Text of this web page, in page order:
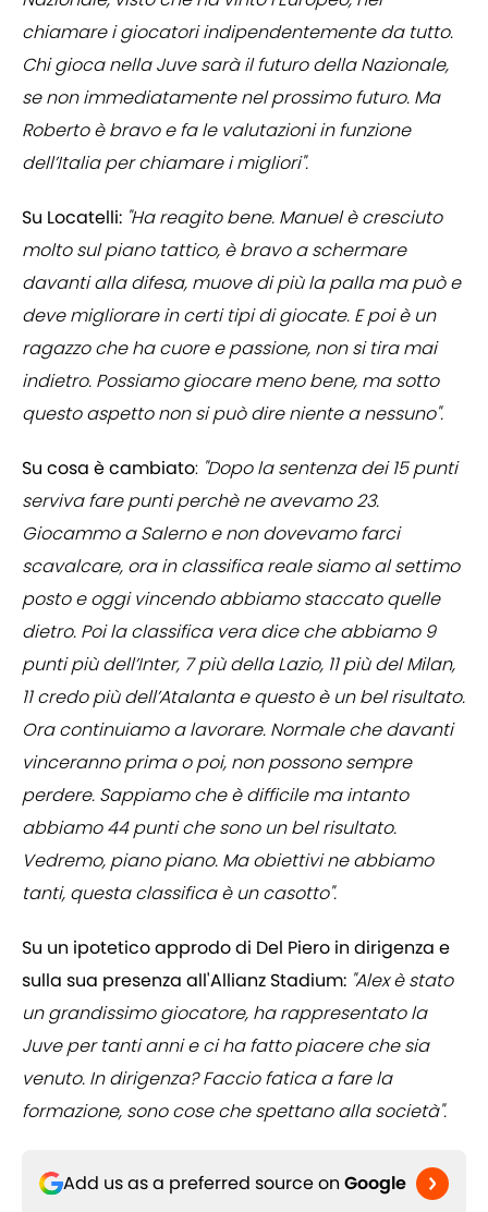
chiamare i giocatori indipendentemente da tutto.
Chi gioca nella Juve sarà il futuro della Nazionale,
se non immediatamente nel prossimo futuro. Ma
Roberto è bravo e fa le valutazioni in funzione
dell’Italia per chiamare i migliori".
Su Locatelli: "Ha reagito bene. Manuel è cresciuto
molto sul piano tattico, è bravo a schermare
davanti alla difesa, muove di più la palla ma può e
deve migliorare in certi tipi di giocate. E poi è un
ragazzo che ha cuore e passione, non si tira mai
indietro. Possiamo giocare meno bene, ma sotto
questo aspetto non si può dire niente a nessuno".
Su cosa è cambiato: "Dopo la sentenza dei 15 punti
serviva fare punti perchè ne avevamo 23.
Giocammo a Salerno e non dovevamo farci
scavalcare, ora in classifica reale siamo al settimo
posto e oggi vincendo abbiamo staccato quelle
dietro. Poi la classifica vera dice che abbiamo 9
punti più dell’Inter, 7 più della Lazio, 11 più del Milan,
11 credo più dell’Atalanta e questo è un bel risultato.
Ora continuiamo a lavorare. Normale che davanti
vinceranno prima o poi, non possono sempre
perdere. Sappiamo che è difficile ma intanto
abbiamo 44 punti che sono un bel risultato.
Vedremo, piano piano. Ma obiettivi ne abbiamo
tanti, questa classifica è un casotto".
Su un ipotetico approdo di Del Piero in dirigenza e
sulla sua presenza all'Allianz Stadium: "Alex è stato
un grandissimo giocatore, ha rappresentato la
Juve per tanti anni e ci ha fatto piacere che sia
venuto. In dirigenza? Faccio fatica a fare la
formazione, sono cose che spettano alla società".
Add us as a preferred source on Google